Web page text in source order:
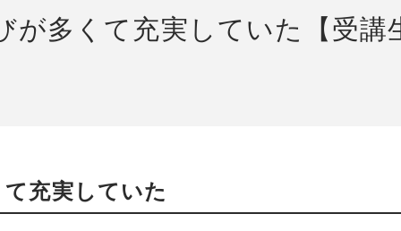
が多くて充実していた【受講
充実していた